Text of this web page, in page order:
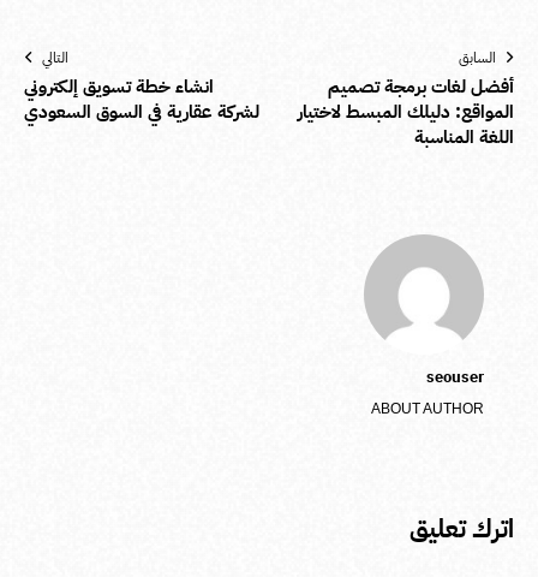
السابق
أفضل لغات برمجة تصميم
المواقع: دليلك المبسط لاختيار
اللغة المناسبة
التالي
انشاء خطة تسويق إلكتروني
لشركة عقارية في السوق السعودي
seouser
ABOUT AUTHOR
اترك تعليق